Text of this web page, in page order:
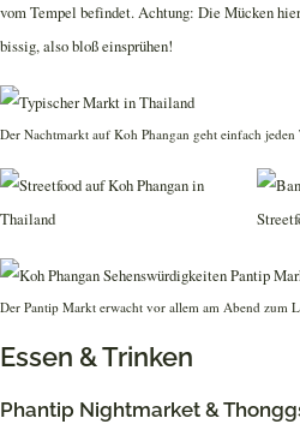
vom Tempel befindet. Achtung: Die Mücken
bissig, also bloß einsprühen!
Der Nachtmarkt auf Koh Phangan geht einfach jeden
Der Pantip Markt erwacht vor allem am Abend zum
Essen & Trinken
Phantip Nightmarket &